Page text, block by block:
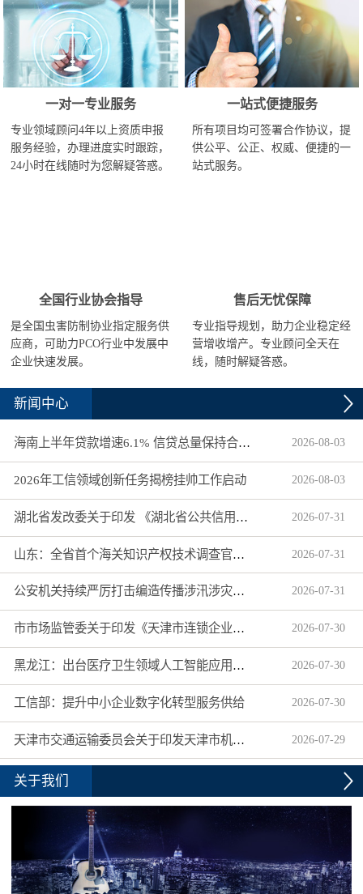
一对一专业服务
专业领域顾问4年以上资质申报
服务经验，办理进度实时跟踪，
24小时在线随时为您解疑答惑。
一站式便捷服务
所有项目均可签署合作协议，提
供公平、公正、权威、便捷的一
站式服务。
全国行业协会指导
是全国虫害防制协业指定服务供
应商，可助力PCO行业中发展中
企业快速发展。
售后无忧保障
专业指导规划，助力企业稳定经
营增收增产。专业顾问全天在
线，随时解疑答惑。
新闻中心
海南上半年贷款增速6.1% 信贷总量保持合理平稳增长 2026-08-03
2026年工信领域创新任务揭榜挂帅工作启动 2026-08-03
湖北省发改委关于印发 《湖北省公共信用信息目录（2026年版）》的通知 2026-07-31
山东：全省首个海关知识产权技术调查官制度落地济南自贸片区 2026-07-31
公安机关持续严厉打击编造传播涉汛涉灾网络谣言 2026-07-31
市市场监管委关于印发《天津市连锁企业食品经营许可“先证后核”信用承诺审批实施办法》的通知 2026-07-30
黑龙江：出台医疗卫生领域人工智能应用工作实施方案 2026-07-30
工信部：提升中小企业数字化转型服务供给 2026-07-30
天津市交通运输委员会关于印发天津市机动车驾驶员培训机构及教练员综合信用评价管理办法的通知 2026-07-29
关于我们